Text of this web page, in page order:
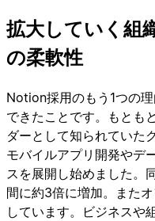
拡大していく組
の柔軟性
Notion採用のもう1つの
できたことです。もとも
ダーとして知られていた
モバイルアプリ開発やデ
スを展開し始めました。
間に約3倍に増加。また
しています。ビジネスや